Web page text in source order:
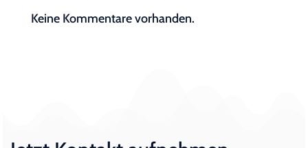
Keine Kommentare vorhanden.